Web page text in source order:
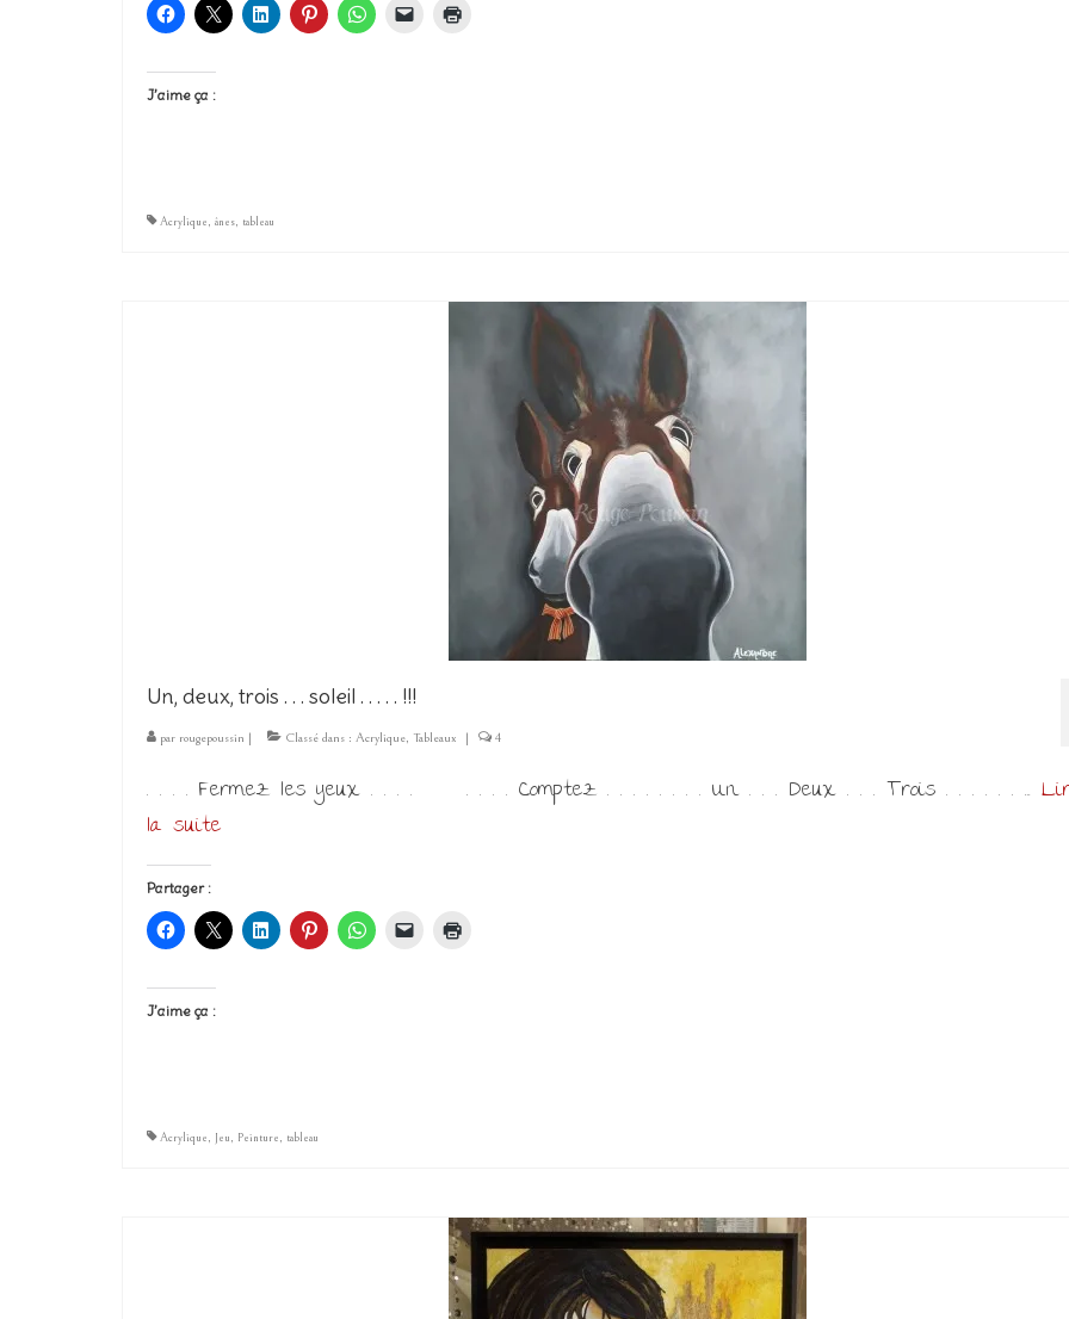
J’aime ça :
Acrylique, ânes, tableau
Un, deux, trois . . . soleil . . . . . !!!
par rougepoussin | Classé dans : Acrylique, Tableaux | 4
. . . . Fermez les yeux . . . . . . . . Comptez . . . . . . . . Un . . . Deux . . . Trois . . . . . . …
la suite­­
Partager :
J’aime ça :
Acrylique, Jeu, Peinture, tableau